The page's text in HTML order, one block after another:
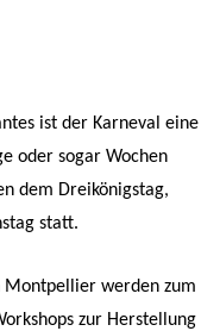
ist der Karneval eine
oder sogar Wochen
dem Dreikönigstag,
statt.
werden zum
zur Herstellung